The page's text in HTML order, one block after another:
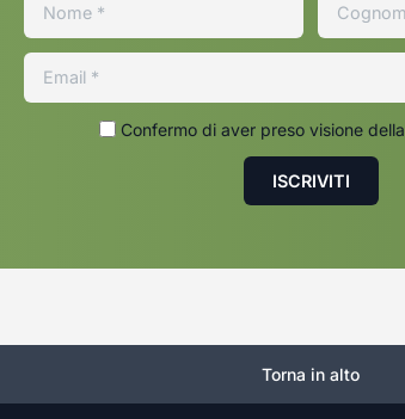
Confermo di aver preso visione della
Torna in alto